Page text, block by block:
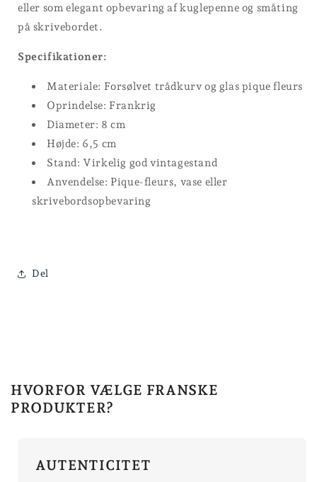
eller som elegant opbevaring af kuglepenne og småting
på skrivebordet.
Specifikationer:
Materiale: Forsølvet trådkurv og glas pique fleurs
Oprindelse: Frankrig
Diameter: 8 cm
Højde: 6,5 cm
Stand: Virkelig god vintagestand
Anvendelse: Pique-fleurs, vase eller
skrivebordsopbevaring
Del
HVORFOR VÆLGE FRANSKE
PRODUKTER?
AUTENTICITET